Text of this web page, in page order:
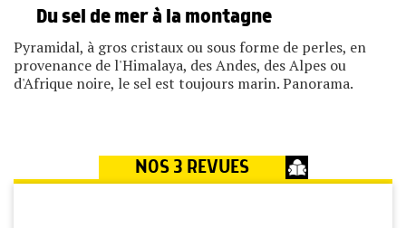
Du sel de mer à la montagne
Pyramidal, à gros cristaux ou sous forme de perles, en
provenance de l'Himalaya, des Andes, des Alpes ou
d'Afrique noire, le sel est toujours marin. Panorama.
NOS 3 REVUES